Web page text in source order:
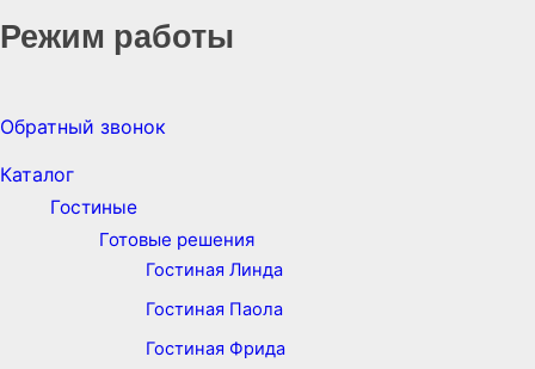
Режим работы
Обратный звонок
Каталог
Гостиные
Готовые решения
Гостиная Линда
Гостиная Паола
Гостиная Фрида